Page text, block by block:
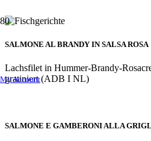
My Account
SALMONE AL BRANDY IN SALSA ROSA
Lachsfilet in Hummer-Brandy-
gratiniert (ADB I NL)
SALMONE E GAMBERONI ALLA